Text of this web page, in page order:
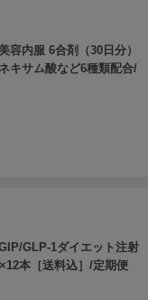
容内服 6合剤（30日分）
キサム酸など6種類配合/
GLP-1ダイエット注射
本［送料込］/定期便